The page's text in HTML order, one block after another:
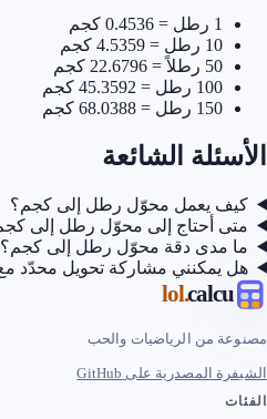
1 رطل = 0.4536 كجم
10 رطل = 4.5359 كجم
50 رطلاً = 22.6796 كجم
100 رطل = 45.3592 كجم
150 رطل = 68.0388 كجم
الأسئلة الشائعة
كيف يعمل محوّل رطل إلى كجم؟
متى أحتاج إلى محوّل رطل إلى
ما مدى دقة محوّل رطل إلى كجم؟
هل يمكنني مشاركة تحويل محدّد
calcu
.lol
مصنوعة من الرياضيات والحب
الشيفرة المصدرية على GitHub
الفئات